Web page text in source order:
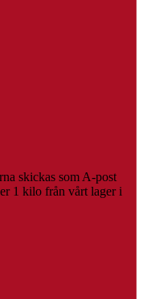
skickas som A-post
1 kilo från vårt lager i